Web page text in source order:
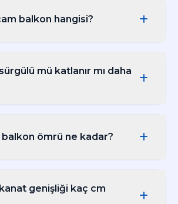
balkon hangisi?
için katlanır, pratik günlük
modern konfor için
mü katlanır mı daha
isteniyorsa katlanır seçilir.
balkon ömrü ne kadar?
15-20+ yıl sorunsuz
bakım ve ray temizliği bu
genişliği kaç cm